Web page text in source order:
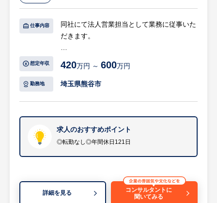
仕事内容
同社にて法人営業担当として業務に従事いた
だきます。
同社は建設現場やプラント工場、イベント会
場などにおける重機や電気使用のサポートを
なソリューションを提供することを目指して
います。
・「こんな資材がほしい」「すぐに燃料の手
配できる？」といったご相談への迅速な対応
想定年収 420万円 ～ 600万円
勤務地 埼玉県熊谷市
求人のおすすめポイント
◎転勤なし◎年間休日121日
詳細を見る
コンサルタントに
聞いてみる